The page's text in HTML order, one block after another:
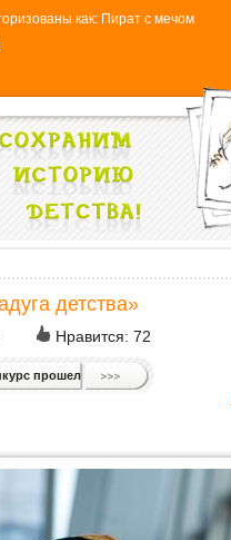
как: Пират с мечом
детства»
Нравится: 72
прошел